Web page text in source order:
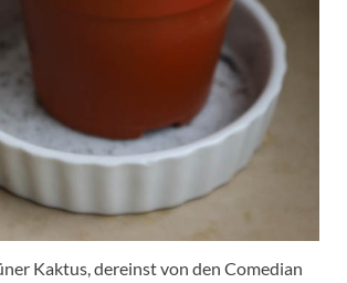
Kaktus, dereinst von den Comedian